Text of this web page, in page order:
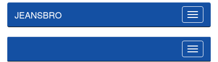
Toggle
JEANSBRO
Toggle